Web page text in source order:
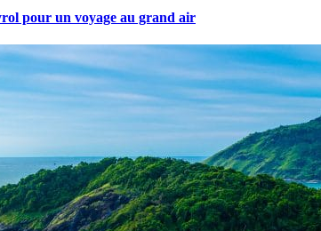
pour un voyage au grand air